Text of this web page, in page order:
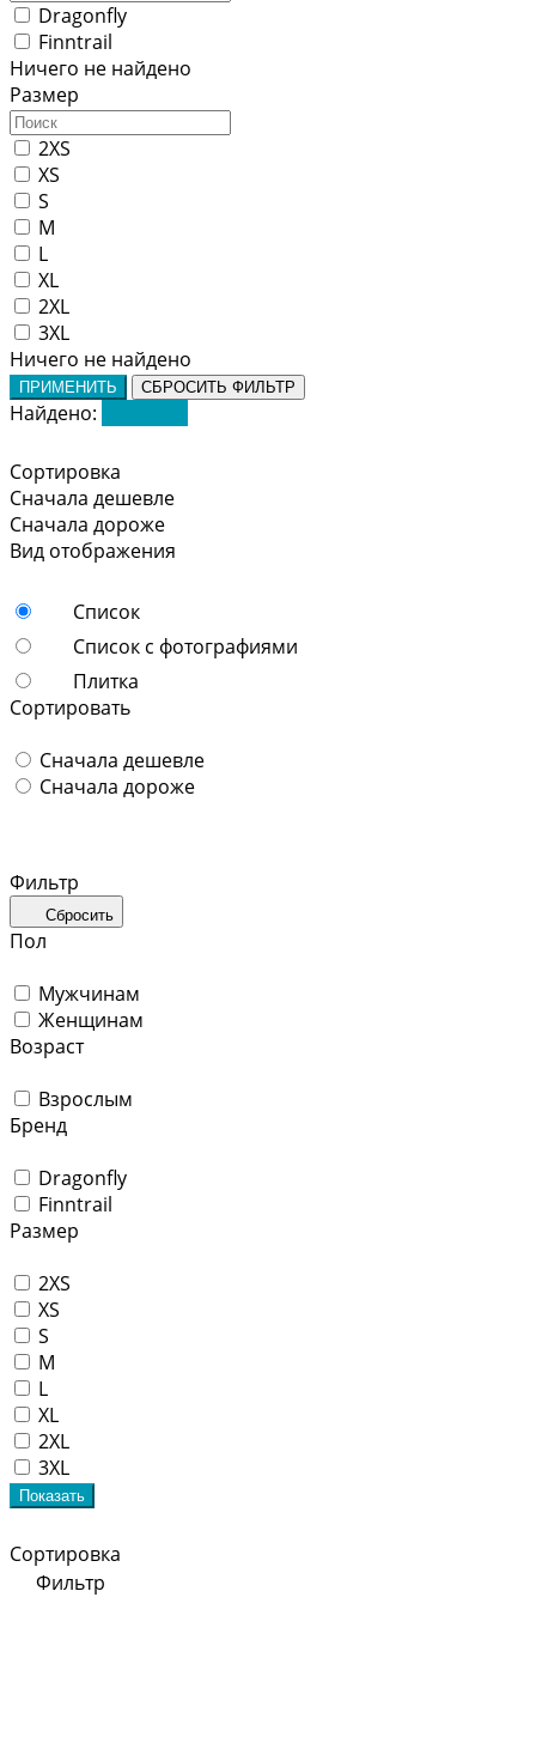
Dragonfly
Finntrail
Ничего не найдено
Размер
2XS
XS
S
M
L
XL
2XL
3XL
Ничего не найдено
ПРИМЕНИТЬ СБРОСИТЬ ФИЛЬТР
Найдено:
Сортировка
Сначала дешевле
Сначала дороже
Вид отображения
Список
Список с фотографиями
Плитка
Сортировать
Сначала дешевле
Сначала дороже
Фильтр
Сбросить
Пол
Мужчинам
Женщинам
Возраст
Взрослым
Бренд
Dragonfly
Finntrail
Размер
2XS
XS
S
M
L
XL
2XL
3XL
Показать
Сортировка
Фильтр